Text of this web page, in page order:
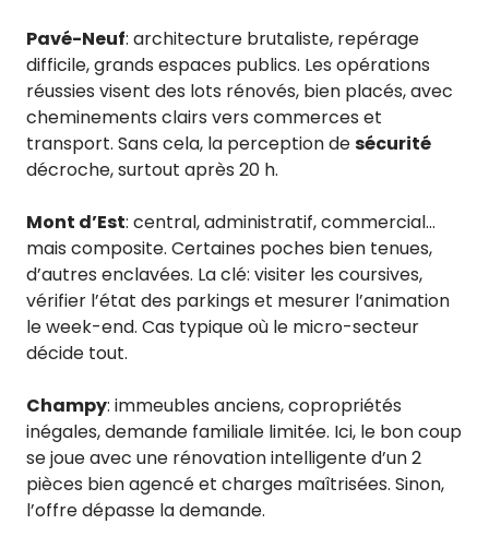
Pavé-Neuf: architecture brutaliste, repérage
difficile, grands espaces publics. Les opérations
réussies visent des lots rénovés, bien placés, avec
cheminements clairs vers commerces et
transport. Sans cela, la perception desécurité
décroche, surtout après 20 h.
Mont d’Est: central, administratif, commercial…
mais composite. Certaines poches bien tenues,
d’autres enclavées. La clé: visiter les coursives,
vérifier l’état des parkings et mesurer l’animation
le week-end. Cas typique où le micro-secteur
décide tout.
Champy: immeubles anciens, copropriétés
inégales, demande familiale limitée. Ici, le bon coup
se joue avec une rénovation intelligente d’un 2
pièces bien agencé et charges maîtrisées. Sinon,
l’offre dépasse la demande.